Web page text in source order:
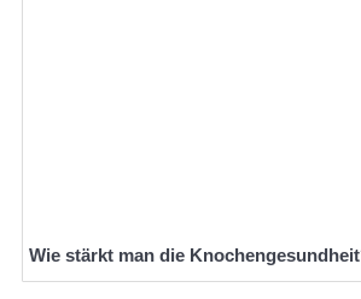
Wie stärkt man die